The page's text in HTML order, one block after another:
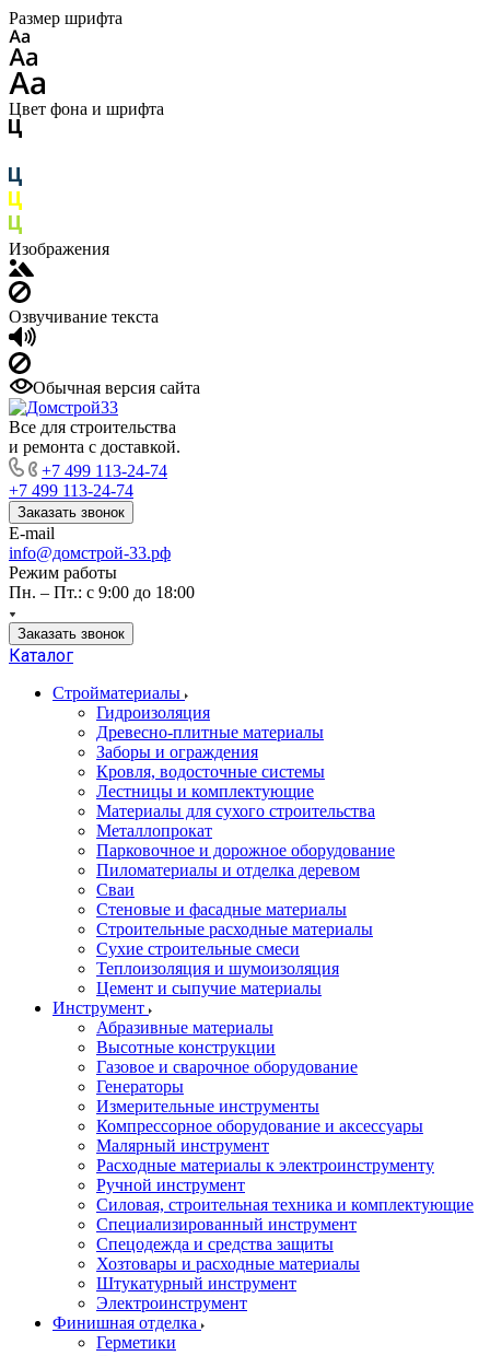
Размер шрифта
Цвет фона и шрифта
Изображения
Озвучивание текста
Обычная версия сайта
Все для строительства
и ремонта с доставкой.
+7 499 113-24-74
+7 499 113-24-74
Заказать звонок
E-mail
info@домстрой-33.рф
Режим работы
Пн. – Пт.: с 9:00 до 18:00
Заказать звонок
Каталог
Стройматериалы
Гидроизоляция
Древесно-плитные материалы
Заборы и ограждения
Кровля, водосточные системы
Лестницы и комплектующие
Материалы для сухого строительства
Металлопрокат
Парковочное и дорожное оборудование
Пиломатериалы и отделка деревом
Сваи
Стеновые и фасадные материалы
Строительные расходные материалы
Сухие строительные смеси
Теплоизоляция и шумоизоляция
Цемент и сыпучие материалы
Инструмент
Абразивные материалы
Высотные конструкции
Газовое и сварочное оборудование
Генераторы
Измерительные инструменты
Компрессорное оборудование и аксессуары
Малярный инструмент
Расходные материалы к электроинструменту
Ручной инструмент
Силовая, строительная техника и комплектующие
Специализированный инструмент
Спецодежда и средства защиты
Хозтовары и расходные материалы
Штукатурный инструмент
Электроинструмент
Финишная отделка
Герметики